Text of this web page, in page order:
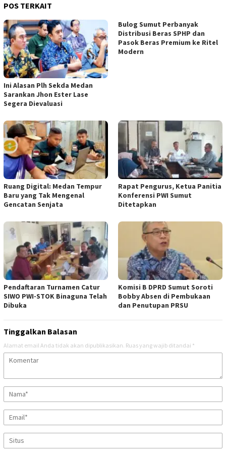
POS TERKAIT
Ini Alasan Plh Sekda Medan
Sarankan Jhon Ester Lase
Segera Dievaluasi
Bulog Sumut Perbanyak
Distribusi Beras SPHP dan
Pasok Beras Premium ke Ritel
Modern
Ruang Digital: Medan Tempur
Baru yang Tak Mengenal
Gencatan Senjata
Rapat Pengurus, Ketua Panitia
Konferensi PWI Sumut
Ditetapkan
Pendaftaran Turnamen Catur
SIWO PWI-STOK Binaguna Telah
Dibuka
Komisi B DPRD Sumut Soroti
Bobby Absen di Pembukaan
dan Penutupan PRSU
Tinggalkan Balasan
Alamat email Anda tidak akan dipublikasikan. Ruas yang wajib ditandai *